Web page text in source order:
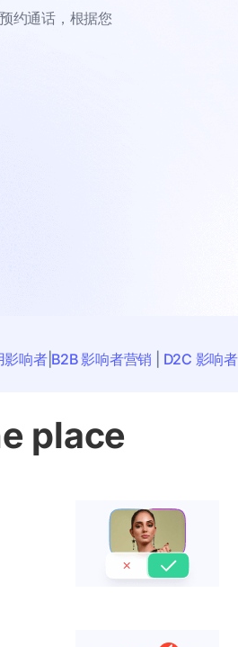
约通话，根据您
影响者| B2B 影响者营销 D2C 影响者
place